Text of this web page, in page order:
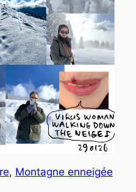
, Montagne enneigée